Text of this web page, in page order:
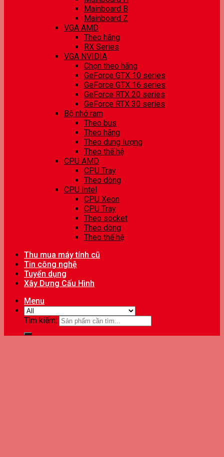
Mainboard B
Mainboard Z
VGA AMD
Theo hãng
RX Series
VGA NVIDIA
Chọn theo hãng
GeForce GTX 10 series
GeForce GTX 16 series
GeForce RTX 20 series
GeForce RTX 30 series
Bộ nhớ ram
Theo bus
Theo hãng
Theo dung lượng
Theo thế hệ
CPU AMD
CPU Tray
Theo dòng
CPU Intel
CPU Xeon
CPU Tray
Theo socket
Theo dòng
Theo thế hệ
Thu mua máy tính cũ
Tin công nghệ
Tuyển dụng
Xây Dựng Cấu Hình
Menu
Tìm kiếm: